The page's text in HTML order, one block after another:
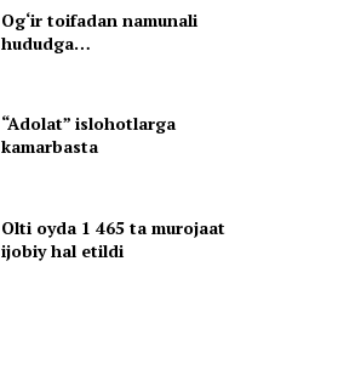
Og‘ir toifadan namunali
hududga…
“Adolat” islohotlarga
kamarbasta
Olti oyda 1 465 ta murojaat
ijobiy hal etildi